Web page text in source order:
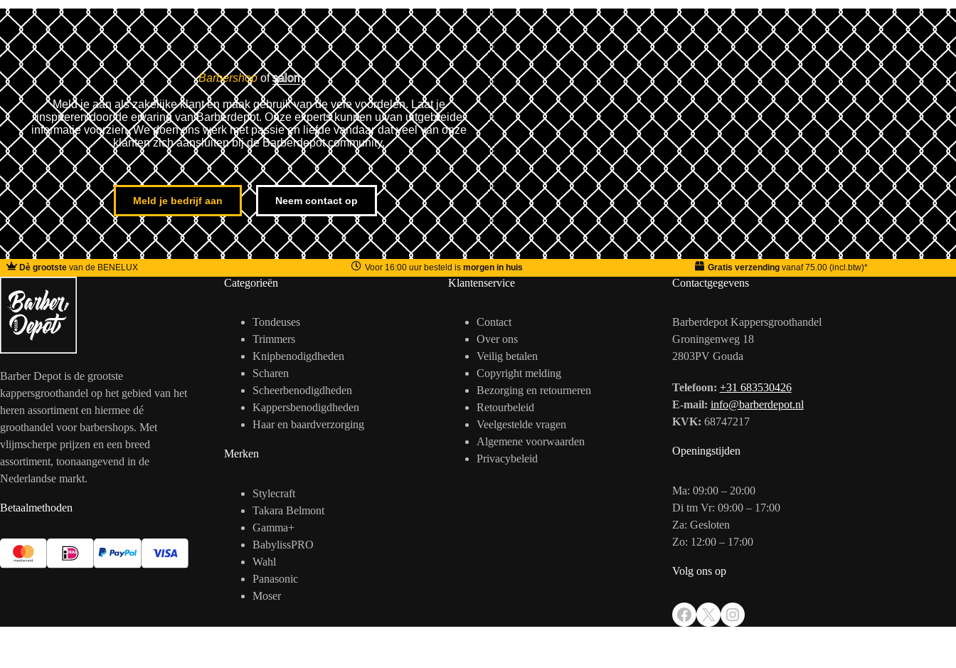
Barbershop of salon
Meld je aan als zakelijke klant en maak gebruik van de vele voordelen. Laat je
inspireren door de ervaring van Barberdepot. Onze experts kunnen u van uitgebreide
informatie voorzien. We doen ons werk met passie en liefde vandaar dat veel van onze
klanten zich aansluiten bij de Barberdepot community.
Meld je bedrijf aan Neem contact op
Dè grootste van de BENELUX Voor 16:00 uur besteld ismorgen in huis Gratis verzendingvanaf 75.00 (incl.btw)*
Barber Depot is de grootste
kappersgroothandel op het gebied van het
heren assortiment en hiermee dé
groothandel voor barbershops. Met
vlijmscherpe prijzen en een breed
assortiment, toonaangevend in de
Nederlandse markt.
Betaalmethoden
Categorieën
Tondeuses
Trimmers
Knipbenodigdheden
Scharen
Scheerbenodigdheden
Kappersbenodigdheden
Haar en baardverzorging
Merken
Stylecraft
Takara Belmont
Gamma+
BabylissPRO
Wahl
Panasonic
Moser
Klantenservice
Contact
Over ons
Veilig betalen
Copyright melding
Bezorging en retourneren
Retourbeleid
Veelgestelde vragen
Algemene voorwaarden
Privacybeleid
Contactgegevens
Barberdepot Kappersgroothandel
Groningenweg 18
2803PV Gouda
Telefoon: +31 683530426
E-mail: info@barberdepot.nl
KVK: 68747217
Openingstijden
Ma: 09:00 – 20:00
Di tm Vr: 09:00 – 17:00
Za: Gesloten
Zo: 12:00 – 17:00
Volg ons op